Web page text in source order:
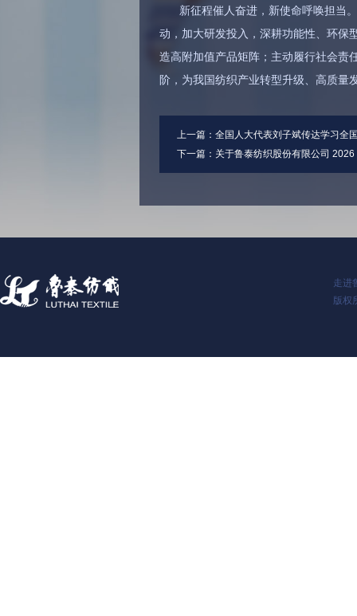
新征程催人奋进，新使命呼唤担当
动，加大研发投入，深耕功能性、环保
造高附加值产品矩阵；主动履行社会责
阶，为我国纺织产业转型升级、高质量
上一篇： 全国人大代表刘子斌传达学习全
下一篇： 关于鲁泰纺织股份有限公司
走进
版权